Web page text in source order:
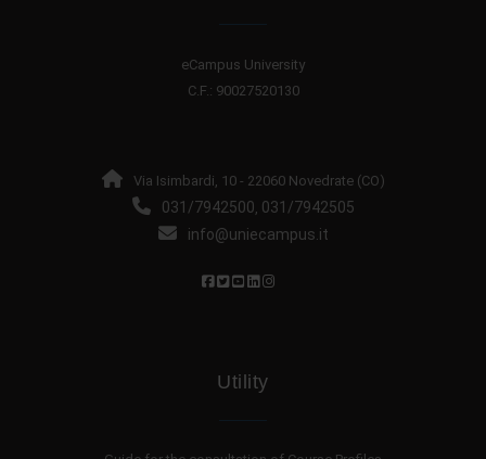
eCampus University
C.F.: 90027520130
Via Isimbardi, 10 - 22060 Novedrate (CO)
031/7942500, 031/7942505
info@uniecampus.it
Utility